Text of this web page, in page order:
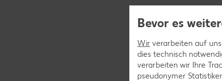
Bevor es
Wir verarbeiten auf
dies technisch
verarbeiten wir Ihre
pseudonymer